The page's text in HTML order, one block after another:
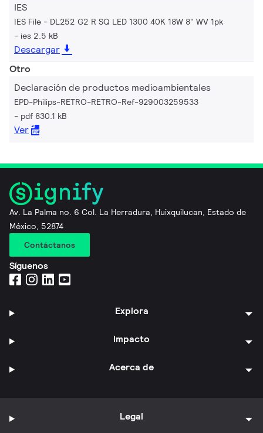
IES
IES File - DL252 G2 R SQ LED 1300 40K 18W 8" WV 1pk
ies 2.5 kB
Descargar
Otro
Declaración de productos medioambientales
EPD-Philips-RETRO-RETRO-Ref-929003259533
pdf 830.1 kB
Ver
Av. La Palma no. 6 Col. La Herradura, Huixquilucan, Estado de
México, 52874
Contáctanos
Síguenos
Explora
Impacto
Acerca de
Legal